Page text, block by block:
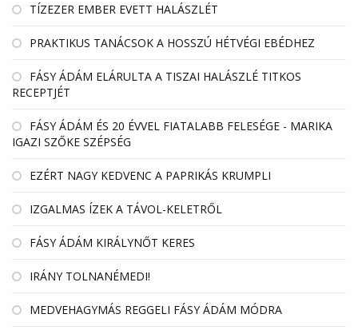
TÍZEZER EMBER EVETT HALÁSZLÉT
PRAKTIKUS TANÁCSOK A HOSSZÚ HÉTVÉGI EBÉDHEZ
FÁSY ÁDÁM ELÁRULTA A TISZAI HALÁSZLÉ TITKOS
RECEPTJÉT
FÁSY ÁDÁM ÉS 20 ÉVVEL FIATALABB FELESÉGE - MARIKA
IGAZI SZŐKE SZÉPSÉG
EZÉRT NAGY KEDVENC A PAPRIKÁS KRUMPLI
IZGALMAS ÍZEK A TÁVOL-KELETRŐL
FÁSY ÁDÁM KIRÁLYNŐT KERES
IRÁNY TOLNANÉMEDI!
MEDVEHAGYMÁS REGGELI FÁSY ÁDÁM MÓDRA